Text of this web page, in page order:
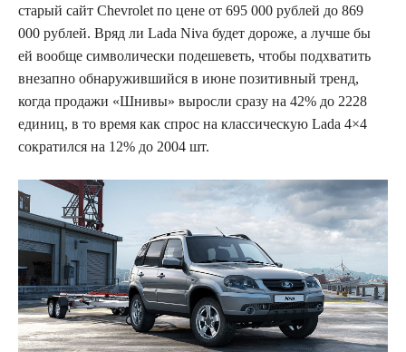
старый сайт Chevrolet по цене от 695 000 рублей до 869
000 рублей. Вряд ли Lada Niva будет дороже, а лучше бы
ей вообще символически подешеветь, чтобы подхватить
внезапно обнаружившийся в июне позитивный тренд,
когда продажи «Шнивы» выросли сразу на 42% до 2228
единиц, в то время как спрос на классическую Lada 4×4
сократился на 12% до 2004 шт.